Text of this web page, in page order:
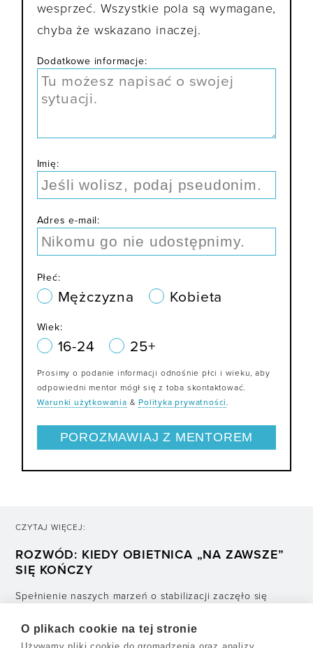
wesprzeć. Wszystkie pola są wymagane,
chyba że wskazano inaczej.
Dodatkowe informacje:
Imię:
Adres e-mail:
Płeć:
Mężczyzna Kobieta
Wiek:
16-24 25+
Prosimy o podanie informacji odnośnie płci i wieku, aby
odpowiedni mentor mógł się z toba skontaktować.
Warunki użytkowania & Polityka prywatności.
CZYTAJ WIĘCEJ:
ROZWÓD: KIEDY OBIETNICA „NA ZAWSZE”
SIĘ KOŃCZY
Spełnienie naszych marzeń o stabilizacji zaczęło się
nam niezadowolenie, jak szum w tle,
O plikach cookie na tej stronie